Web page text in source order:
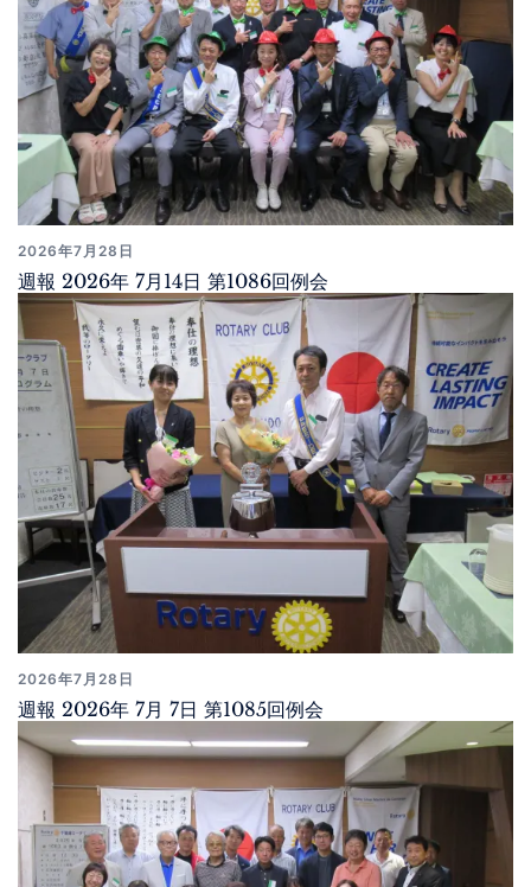
2026年7月28日
週報 2026年 7月14日 第1086回例会
2026年7月28日
週報 2026年 7月 7日 第1085回例会